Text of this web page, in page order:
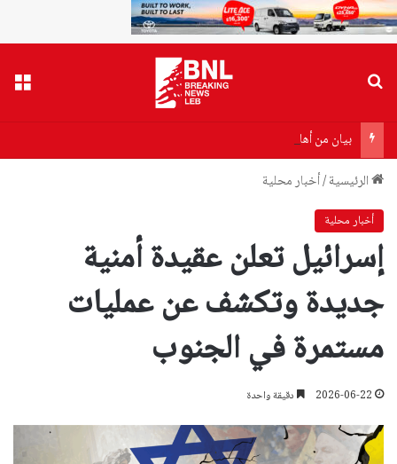
بيان من أهالي ضحايا مرفأ بيروت إلى وزير الصحة…هذا ما جاء فيه!
الرئيسية/أخبار محلية
أخبار محلية
إسرائيل تعلن عقيدة أمنية
جديدة وتكشف عن عمليات
مستمرة في الجنوب
2026-06-22 دقيقة واحدة